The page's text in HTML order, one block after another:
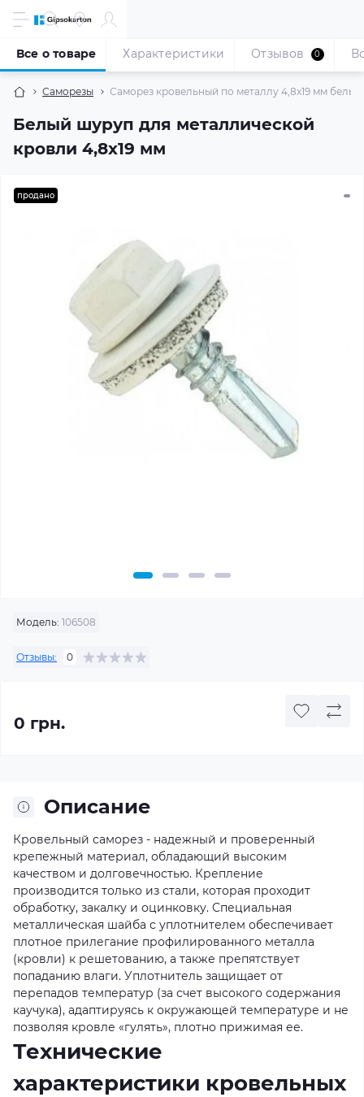
Саморезы Саморез кровельный по металлу 4,8x19 мм белый
Белый шуруп для металлической
кровли 4,8x19 мм
Все о товаре Характеристики Отзывов 0
продано
Модель: 106508
Отзывы: 0
0 грн.
Описание
Кровельный саморез - надежный и проверенный
крепежный материал, обладающий высоким
качеством и долговечностью. Крепление
производится только из стали, которая проходит
обработку, закалку и оцинковку. Специальная
металлическая шайба с уплотнителем обеспечивает
плотное прилегание профилированного металла
(кровли) к решетованию, а также препятствует
попаданию влаги. Уплотнитель защищает от
перепадов температур (за счет высокого содержания
каучука), адаптируясь к окружающей температуре и не
позволяя кровле «гулять», плотно прижимая ее.
Технические
характеристики кровельных